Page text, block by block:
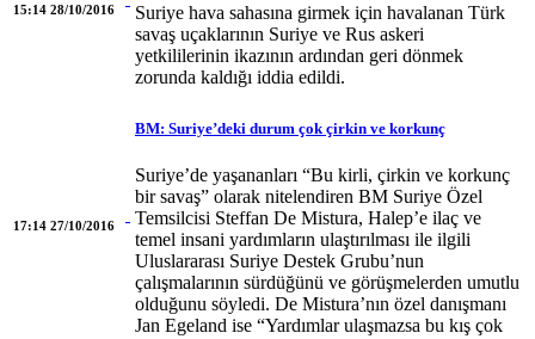
15:14 28/10/2016
Suriye hava sahasına girmek için havalanan Türk
savaş uçaklarının Suriye ve Rus askeri
yetkililerinin ikazının ardından geri dönmek
zorunda kaldığı iddia edildi.
17:14 27/10/2016
BM: Suriye’deki durum çok çirkin ve korkunç
Suriye’de yaşananları “Bu kirli, çirkin ve korkunç
bir savaş” olarak nitelendiren BM Suriye Özel
Temsilcisi Steffan De Mistura, Halep’e ilaç ve
temel insani yardımların ulaştırılması ile ilgili
Uluslararası Suriye Destek Grubu’nun
çalışmalarının sürdüğünü ve görüşmelerden umutlu
olduğunu söyledi. De Mistura’nın özel danışmanı
Jan Egeland ise “Yardımlar ulaşmazsa bu kış çok